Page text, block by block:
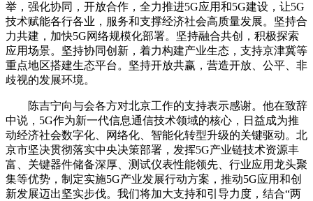
举，强化协同，开放合作，全力推进5G应用和5G建设，让5G
技术赋能各行各业，服务和支撑经济社会高质量发展。坚持合
力共建，加快5G网络规模化部署。坚持融合共创，积极探索
应用场景。坚持协同创新，着力构建产业生态，支持京津冀等
重点地区搭建生态平台。坚持开放共赢，营造开放、公平、非
歧视的发展环境。
陈吉宁向与会各方对北京工作的支持表示感谢。他在致辞
中说，5G作为新一代信息通信技术领域的核心，日益成为推
动经济社会数字化、网络化、智能化转型升级的关键驱动。北
京市坚决贯彻落实中央决策部署，发挥5G产业链技术资源丰
富、关键器件储备深厚、测试仪表性能领先、行业应用龙头聚
集等优势，制定实施5G产业发展行动方案，推动5G应用和创
新发展迈出坚实步伐。我们将加大支持和引导力度，结合“两